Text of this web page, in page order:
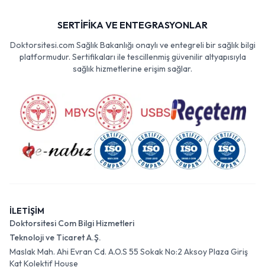
SERTİFİKA VE ENTEGRASYONLAR
Doktorsitesi.com Sağlık Bakanlığı onaylı ve entegreli bir sağlık bilgi
platformudur. Sertifikaları ile tescillenmiş güvenilir altyapısıyla
sağlık hizmetlerine erişim sağlar.
İLETİŞİM
Doktorsitesi Com Bilgi Hizmetleri
Teknoloji ve Ticaret A.Ş.
Maslak Mah. Ahi Evran Cd. A.O.S 55 Sokak No:2 Aksoy Plaza Giriş
Kat Kolektif House